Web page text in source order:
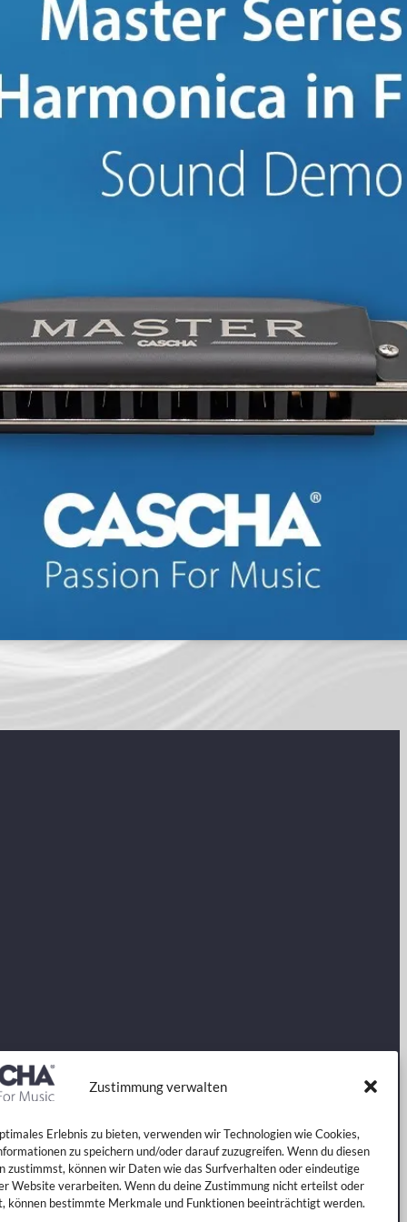
Zustimmung verwalten
Erlebnis zu bieten, verwenden wir Technologien wie Cookies,
zu speichern und/oder darauf zuzugreifen. Wenn du diesen
zustimmst, können wir Daten wie das Surfverhalten oder eindeutige
Website verarbeiten. Wenn du deine Zustimmung nicht erteilst oder
können bestimmte Merkmale und Funktionen beeinträchtigt werden.